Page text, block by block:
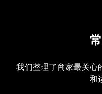
我们整理了商家最关心
和